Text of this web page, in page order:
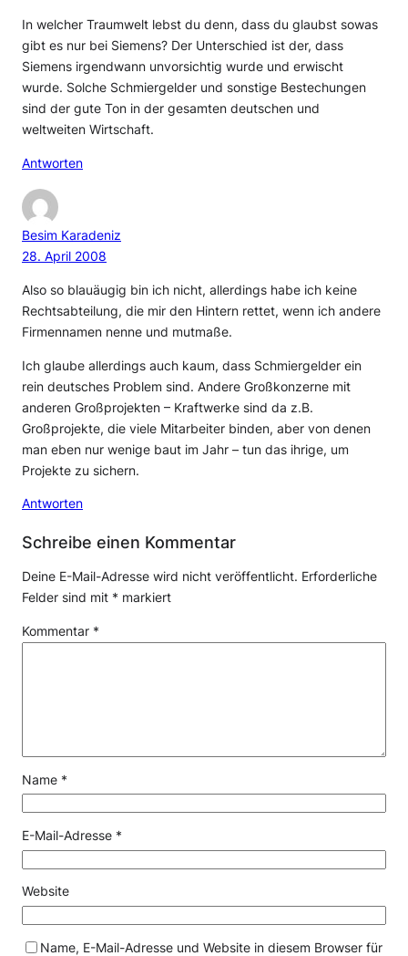
In welcher Traumwelt lebst du denn, dass du glaubst sowas
gibt es nur bei Siemens? Der Unterschied ist der, dass
Siemens irgendwann unvorsichtig wurde und erwischt
wurde. Solche Schmiergelder und sonstige Bestechungen
sind der gute Ton in der gesamten deutschen und
weltweiten Wirtschaft.
Antworten
Besim Karadeniz
28. April 2008
Also so blauäugig bin ich nicht, allerdings habe ich keine
Rechtsabteilung, die mir den Hintern rettet, wenn ich andere
Firmennamen nenne und mutmaße.
Ich glaube allerdings auch kaum, dass Schmiergelder ein
rein deutsches Problem sind. Andere Großkonzerne mit
anderen Großprojekten – Kraftwerke sind da z.B.
Großprojekte, die viele Mitarbeiter binden, aber von denen
man eben nur wenige baut im Jahr – tun das ihrige, um
Projekte zu sichern.
Antworten
Schreibe einen Kommentar
Deine E-Mail-Adresse wird nicht veröffentlicht. Erforderliche
Felder sind mit * markiert
Kommentar *
Name *
E-Mail-Adresse *
Website
Name, E-Mail-Adresse und Website in diesem Browser für